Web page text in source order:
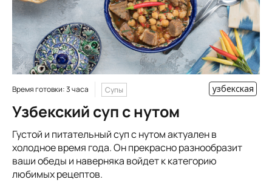
Время готовки: 3 часа Супы узбекская
Узбекский суп с нутом
Густой и питательный суп с нутом актуален в
холодное время года. Он прекрасно разнообразит
ваши обеды и наверняка войдет к категорию
любимых рецептов.